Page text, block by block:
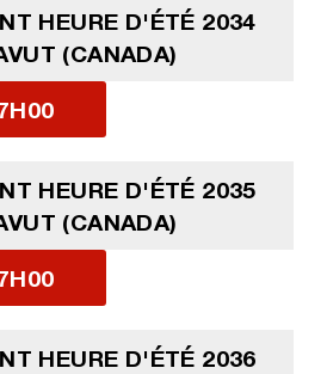
HEURE D'ÉTÉ 2034
(CANADA)
HEURE D'ÉTÉ 2035
(CANADA)
HEURE D'ÉTÉ 2036